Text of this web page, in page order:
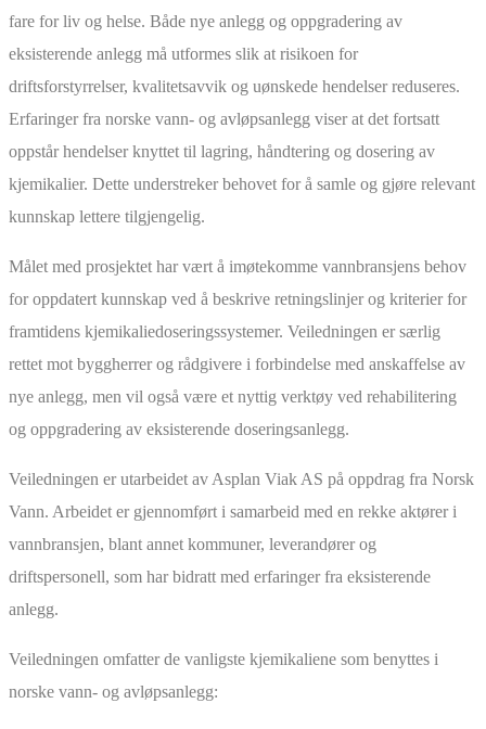
fare for liv og helse. Både nye anlegg og oppgradering av
eksisterende anlegg må utformes slik at risikoen for
driftsforstyrrelser, kvalitetsavvik og uønskede hendelser reduseres.
Erfaringer fra norske vann- og avløpsanlegg viser at det fortsatt
oppstår hendelser knyttet til lagring, håndtering og dosering av
kjemikalier. Dette understreker behovet for å samle og gjøre relevant
kunnskap lettere tilgjengelig.
Målet med prosjektet har vært å imøtekomme vannbransjens behov
for oppdatert kunnskap ved å beskrive retningslinjer og kriterier for
framtidens kjemikaliedoseringssystemer. Veiledningen er særlig
rettet mot byggherrer og rådgivere i forbindelse med anskaffelse av
nye anlegg, men vil også være et nyttig verktøy ved rehabilitering
og oppgradering av eksisterende doseringsanlegg.
Veiledningen er utarbeidet av Asplan Viak AS på oppdrag fra Norsk
Vann. Arbeidet er gjennomført i samarbeid med en rekke aktører i
vannbransjen, blant annet kommuner, leverandører og
driftspersonell, som har bidratt med erfaringer fra eksisterende
anlegg.
Veiledningen omfatter de vanligste kjemikaliene som benyttes i
norske vann- og avløpsanlegg: